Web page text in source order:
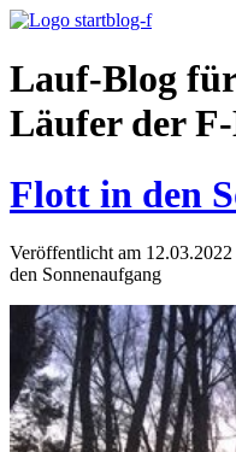
Lauf-Blog
Läufer der
Flott in den
Veröffentlicht am 12.03.2022
den Sonnenaufgang